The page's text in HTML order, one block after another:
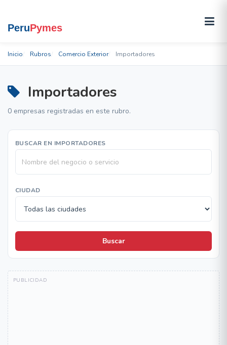
Inicio Rubros Comercio Exterior Importadores
Importadores
0 empresas registradas en este rubro.
BUSCAR EN IMPORTADORES
CIUDAD
Buscar